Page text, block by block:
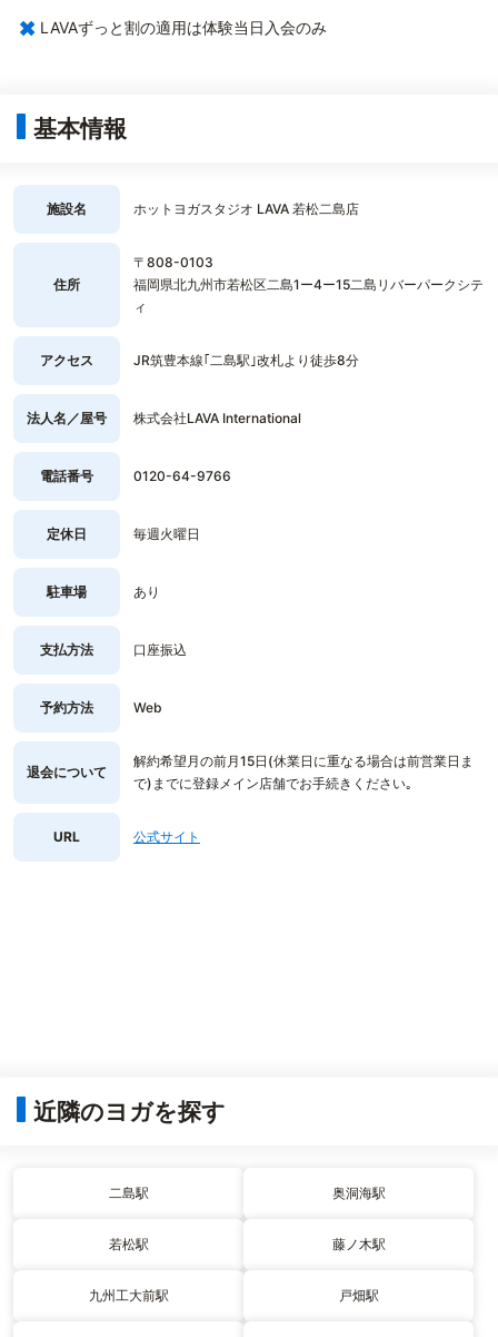
× LAVAずっと割の適用は体験当日入会のみ
基本情報
施設名 ホットヨガスタジオ LAVA 若松二島店
住所
〒808-0103
福岡県北九州市若松区二島1ー4ー15二島リバーパークシテ
ィ
アクセス JR筑豊本線｢二島駅｣改札より徒歩8分
法人名／屋号 株式会社LAVA International
電話番号 0120-64-9766
定休日 毎週火曜日
駐車場 あり
支払方法 口座振込
予約方法 Web
退会について
解約希望月の前月15日(休業日に重なる場合は前営業日ま
で)までに登録メイン店舗でお手続きください｡
URL 公式サイト
近隣のヨガを探す
二島駅 奥洞海駅
若松駅 藤ノ木駅
九州工大前駅 戸畑駅